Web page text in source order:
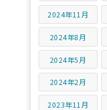
2024年11月
2024年8月
2024年5月
2024年2月
2023年11月